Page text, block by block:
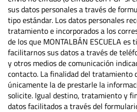
sus datos personales a través de
tipo estándar. Los datos personales
tratamiento e incorporados a los
de los que MONTALBÁN ESCUELA
facilitarnos sus datos a través de
y otros medios de comunicación
contacto. La finalidad del tratamiento
únicamente la de prestarle la
solicite. Igual destino, tratamiento y
datos facilitados a través del